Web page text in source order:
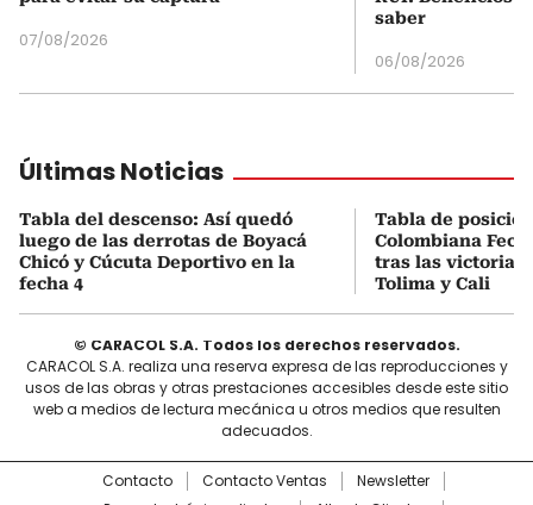
07/08/2026
saber
06/08/2026
Últimas Noticias
Tabla del descenso: Así quedó
luego de las derrotas de Boyacá
Chicó y Cúcuta Deportivo en la
fecha 4
Tabla de
Colombiana
tras las victorias
Tolima y Cali
© CARACOL S.A. Todos los derechos reservados.
CARACOL S.A. realiza una reserva expresa de las reproducciones y
usos de las obras y otras prestaciones accesibles desde este sitio
web a medios de lectura mecánica u otros medios que resulten
adecuados.
Contacto Contacto Ventas
Newsletter